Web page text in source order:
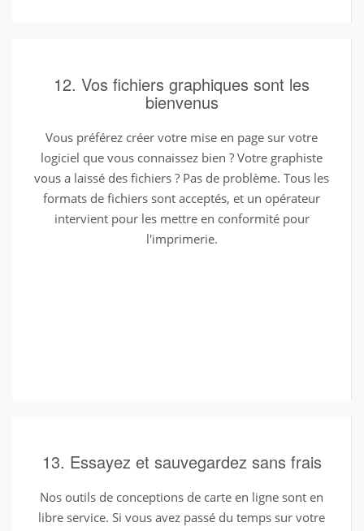
12. Vos fichiers graphiques sont les
bienvenus
Vous préférez créer votre mise en page sur votre
logiciel que vous connaissez bien ? Votre graphiste
vous a laissé des fichiers ? Pas de problème. Tous les
formats de fichiers sont acceptés, et un opérateur
intervient pour les mettre en conformité pour
l'imprimerie.
13. Essayez et sauvegardez sans frais
Nos outils de conceptions de carte en ligne sont en
libre service. Si vous avez passé du temps sur votre